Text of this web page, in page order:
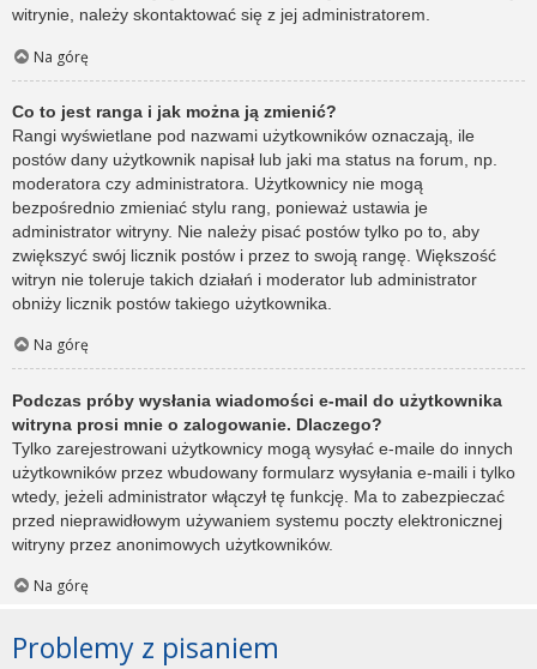
witrynie, należy skontaktować się z jej administratorem.
Na górę
Co to jest ranga i jak można ją zmienić?
Rangi wyświetlane pod nazwami użytkowników oznaczają, ile
postów dany użytkownik napisał lub jaki ma status na forum, np.
moderatora czy administratora. Użytkownicy nie mogą
bezpośrednio zmieniać stylu rang, ponieważ ustawia je
administrator witryny. Nie należy pisać postów tylko po to, aby
zwiększyć swój licznik postów i przez to swoją rangę. Większość
witryn nie toleruje takich działań i moderator lub administrator
obniży licznik postów takiego użytkownika.
Na górę
Podczas próby wysłania wiadomości e-mail do użytkownika
witryna prosi mnie o zalogowanie. Dlaczego?
Tylko zarejestrowani użytkownicy mogą wysyłać e-maile do innych
użytkowników przez wbudowany formularz wysyłania e-maili i tylko
wtedy, jeżeli administrator włączył tę funkcję. Ma to zabezpieczać
przed nieprawidłowym używaniem systemu poczty elektronicznej
witryny przez anonimowych użytkowników.
Na górę
Problemy z pisaniem